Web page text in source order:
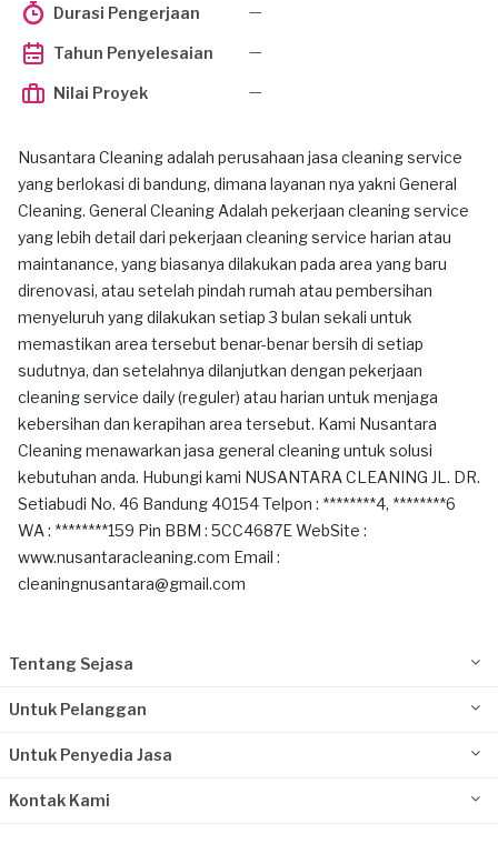
Durasi Pengerjaan —
Tahun Penyelesaian —
Nilai Proyek —
Nusantara Cleaning adalah perusahaan jasa cleaning service
yang berlokasi di bandung, dimana layanan nya yakni General
Cleaning. General Cleaning Adalah pekerjaan cleaning service
yang lebih detail dari pekerjaan cleaning service harian atau
maintanance, yang biasanya dilakukan pada area yang baru
direnovasi, atau setelah pindah rumah atau pembersihan
menyeluruh yang dilakukan setiap 3 bulan sekali untuk
memastikan area tersebut benar-benar bersih di setiap
sudutnya, dan setelahnya dilanjutkan dengan pekerjaan
cleaning service daily (reguler) atau harian untuk menjaga
kebersihan dan kerapihan area tersebut. Kami Nusantara
Cleaning menawarkan jasa general cleaning untuk solusi
kebutuhan anda. Hubungi kami NUSANTARA CLEANING JL. DR.
Setiabudi No. 46 Bandung 40154 Telpon : ********4, ********6
WA : ********159 Pin BBM : 5CC4687E WebSite :
www.nusantaracleaning.com Email :
cleaningnusantara@gmail.com
Tentang Sejasa
Untuk Pelanggan
Untuk Penyedia Jasa
Kontak Kami